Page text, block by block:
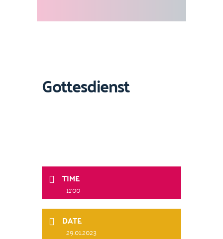
Gottesdienst
TIME
11:00
DATE
29.01.2023